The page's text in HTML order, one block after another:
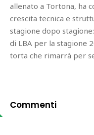
allenato a Tortona, ha
crescita tecnica e
stagione dopo
di LBA per la stagione
torta che rimarrà per
Commenti